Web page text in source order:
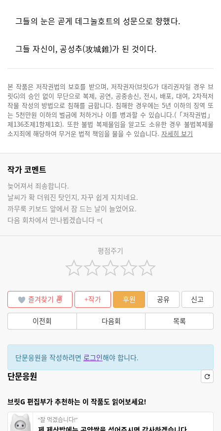
그들의 눈은 곧게 데그눌호트의 성문으로 향했다.
그들 자신이, 공성추(攻城錐)가 된 것이다.
본 작품은 저작권법의 보호를 받으며, 저작권자(브릿G가 대리권자일 경우 브
릿G)의 승인 없이 무단으로 복제, 공연, 공중송신, 전시, 배포, 대여, 2차적저
작물 작성의 방법으로 침해를 금합니다. 침해한 경우에는 5년 이하의 징역 또
는 5천만원 이하의 벌금에 처하거나 이를 병과할 수 있습니다.(「저작권법」
제136조제1항제1호). 또한 불법 복제물임을 알고도 소유한 경우 불법복제물
소지죄에 해당하여 무거운 법적 책임을 물을 수 있습니다. 자세히 보기
작가 코멘트
늦어져서 죄송합니다.
날씨가 확 더워진 탓인지, 자꾸 쉽게 지치네요.
까무룩 키보드 앞에서 잠 드는 날이 늘었어요.
다음 회차에서 만나뵙겠습니다 =(
평점주기
즐겨찾기 +작가 후원 공유 신고
이전회 다음회 목록
단문응원을 작성하려면 로그인해야 합니다.
단문응원
브릿G 편집부가 추천하는 이 작품도 읽어보세요!
“잘 먹겠습니다!”